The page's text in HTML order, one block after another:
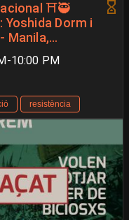
⛩️🥷
Dorm i
Manila,
10:00 PM
resistència